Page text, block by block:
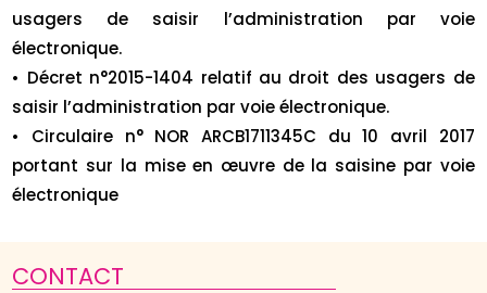
usagers de saisir l’administration par voie
électronique.
• Décret n°2015-1404 relatif au droit des usagers de
saisir l’administration par voie électronique.
• Circulaire n° NOR ARCB1711345C du 10 avril 2017
portant sur la mise en œuvre de la saisine par voie
électronique
CONTACT